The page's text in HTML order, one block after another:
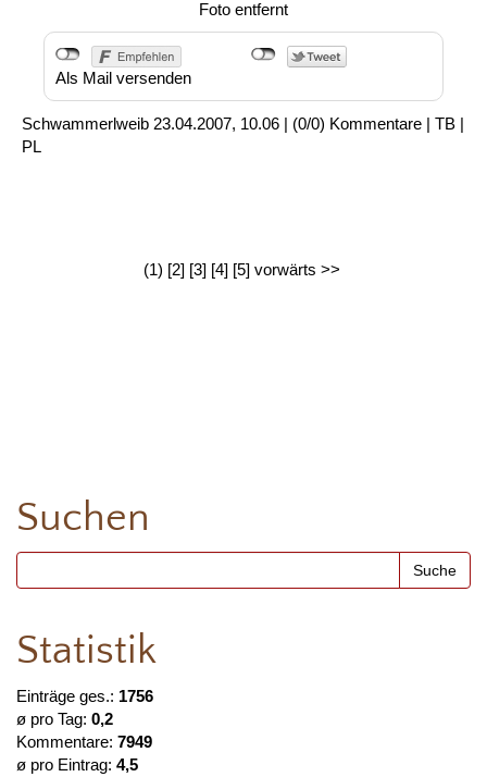
Foto entfernt
Als Mail versenden
Schwammerlweib 23.04.2007, 10.06 | (0/0) Kommentare | TB |
PL
(1) [2] [3] [4] [5] vorwärts >>
Suchen
Statistik
Einträge ges.: 1756
ø pro Tag: 0,2
Kommentare: 7949
ø pro Eintrag: 4,5